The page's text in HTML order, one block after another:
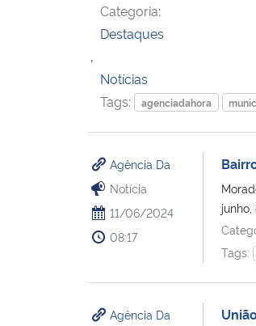
Categoria:
Destaques
,
Notícias
Tags:
agenciadahora
Agência Da
Notícia
11/06/2024
08:17
Tags:
Agência Da